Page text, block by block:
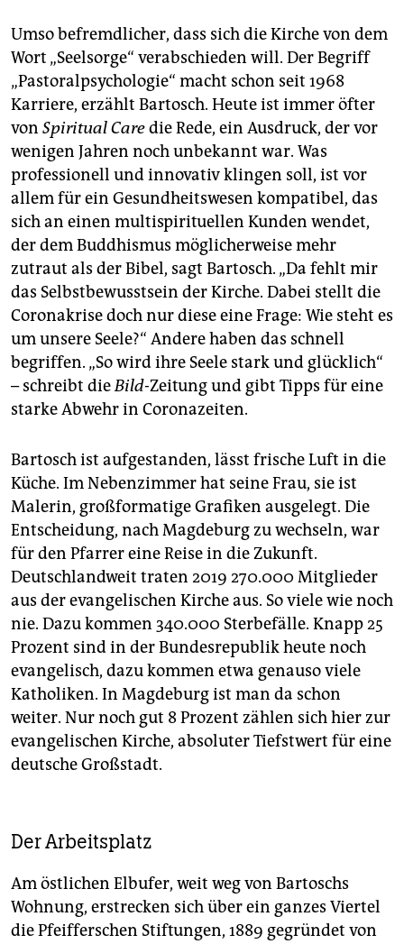
Umso befremdlicher, dass sich die Kirche von dem
Wort „Seelsorge“ verabschieden will. Der Begriff
„Pastoralpsychologie“ macht schon seit 1968
Karriere, erzählt Bartosch. Heute ist immer öfter
von Spiritual Caredie Rede, ein Ausdruck, der vor
wenigen Jahren noch unbekannt war. Was
professionell und innovativ klingen soll, ist vor
allem für ein Gesundheitswesen kompatibel, das
sich an einen multispirituellen Kunden wendet,
der dem Buddhismus möglicherweise mehr
zutraut als der Bibel, sagt Bartosch. „Da fehlt mir
das Selbstbewusstsein der Kirche. Dabei stellt die
Coronakrise doch nur diese eine Frage: Wie steht es
um unsere Seele?“ Andere haben das schnell
begriffen. „So wird ihre Seele stark und glücklich“
– schreibt dieBild-Zeitung und gibt Tipps für eine
starke Abwehr in Coronazeiten.
Bartosch ist aufgestanden, lässt frische Luft in die
Küche. Im Nebenzimmer hat seine Frau, sie ist
Malerin, großformatige Grafiken ausgelegt. Die
Entscheidung, nach Magdeburg zu wechseln, war
für den Pfarrer eine Reise in die Zukunft.
Deutschlandweit traten 2019 270.000 Mitglieder
aus der evangelischen Kirche aus. So viele wie noch
nie. Dazu kommen 340.000 Sterbefälle. Knapp 25
Prozent sind in der Bundesrepublik heute noch
evangelisch, dazu kommen etwa genauso viele
Katholiken. In Magdeburg ist man da schon
weiter. Nur noch gut 8 Prozent zählen sich hier zur
evangelischen Kirche, absoluter Tiefstwert für eine
deutsche Großstadt.
Der Arbeitsplatz
Am östlichen Elbufer, weit weg von Bartoschs
Wohnung, erstrecken sich über ein ganzes Viertel
die Pfeifferschen Stiftungen, 1889 gegründet von